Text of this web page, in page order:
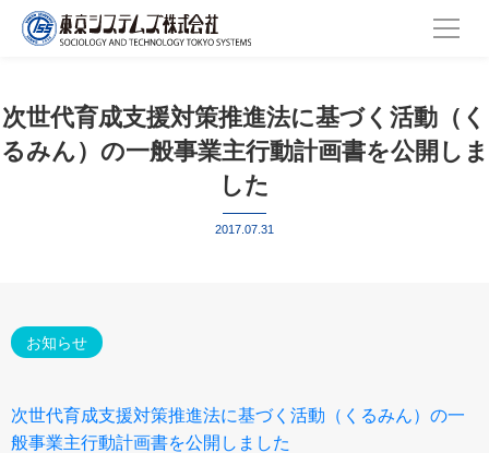
次世代育成支援対策推進法に基づく活動（く
るみん）の一般事業主行動計画書を公開しま
した
2017.07.31
お知らせ
次世代育成支援対策推進法に基づく活動（くるみん）の一
般事業主行動計画書を公開しました